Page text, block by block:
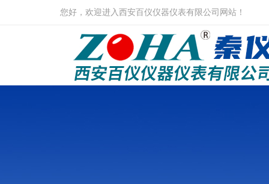
您好，欢迎进入西安百仪仪器仪表有限公司网站！